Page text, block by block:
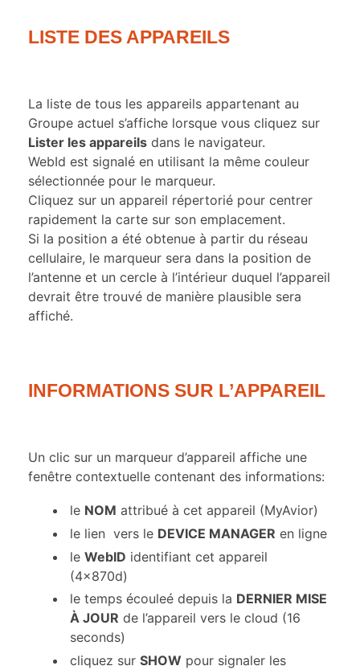
LISTE DES APPAREILS
La liste de tous les appareils appartenant au
Groupe actuel s’affiche lorsque vous cliquez sur
Lister les appareils dans le navigateur.
WebId est signalé en utilisant la même couleur
sélectionnée pour le marqueur.
Cliquez sur un appareil répertorié pour centrer
rapidement la carte sur son emplacement.
Si la position a été obtenue à partir du réseau
cellulaire, le marqueur sera dans la position de
l’antenne et un cercle à l’intérieur duquel l’appareil
devrait être trouvé de manière plausible sera
affiché.
INFORMATIONS SUR L’APPAREIL
Un clic sur un marqueur d’appareil affiche une
fenêtre contextuelle contenant des informations:
le NOM attribué à cet appareil (MyAvior)
le lien vers le DEVICE MANAGER en ligne
le WebID identifiant cet appareil
(4x870d)
le temps écouleé depuis la DERNIER MISE
À JOUR de l’appareil vers le cloud (16
seconds)
cliquez sur SHOW pour signaler les